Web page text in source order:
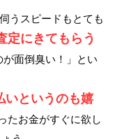
うスピードもとても
定にきてもらう
面倒臭い！」とい
いというのも嬉
たお金がすぐに欲し